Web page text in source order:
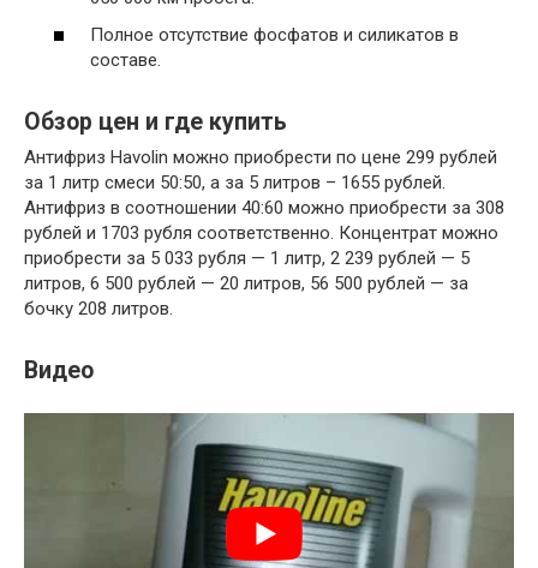
Полное отсутствие фосфатов и силикатов в
составе.
Обзор цен и где купить
Антифриз Havolin можно приобрести по цене 299 рублей
за 1 литр смеси 50:50, а за 5 литров – 1655 рублей.
Антифриз в соотношении 40:60 можно приобрести за 308
рублей и 1703 рубля соответственно. Концентрат можно
приобрести за 5 033 рубля — 1 литр, 2 239 рублей — 5
литров, 6 500 рублей — 20 литров, 56 500 рублей — за
бочку 208 литров.
Видео